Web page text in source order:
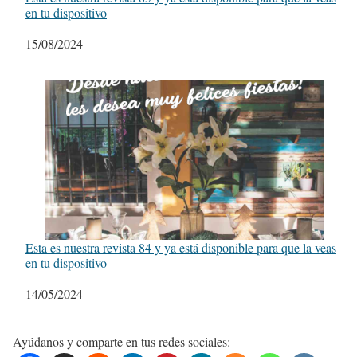
en tu dispositivo
Fecha
15/08/2024
Esta es nuestra revista 84 y ya está disponible para que la veas
en tu dispositivo
Fecha
14/05/2024
Ayúdanos y comparte en tus redes sociales: